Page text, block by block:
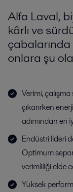
Alfa Laval,
kârlı ve
onlara şu
Verimi,
çıkarırken
adımından en
Endüstri lideri
Optimum
verimliliği elde
Yüksek